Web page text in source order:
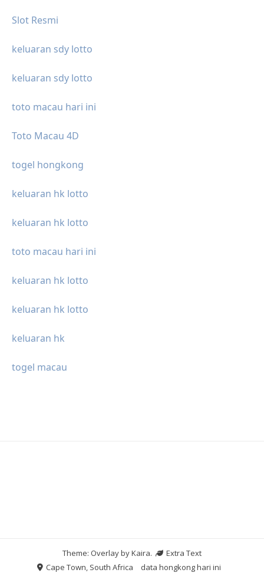
Slot Resmi
keluaran sdy lotto
keluaran sdy lotto
toto macau hari ini
Toto Macau 4D
togel hongkong
keluaran hk lotto
keluaran hk lotto
toto macau hari ini
keluaran hk lotto
keluaran hk lotto
keluaran hk
togel macau
Theme: Overlay byKaira.
Extra Text
Cape Town, South Africa
data hongkong hari ini